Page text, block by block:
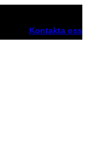
Kontakta oss